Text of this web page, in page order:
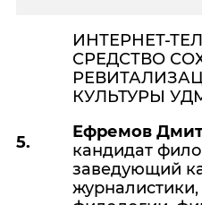
5.
ИНТЕРНЕТ-
СРЕДСТВО
КУЛЬТУРЫ
Ефремов
кандидат
заведующий
журналистики,